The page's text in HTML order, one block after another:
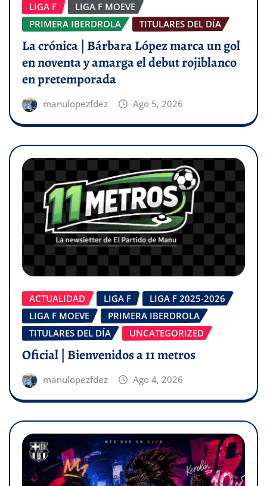
LIGA F
LIGA F MOEVE
PRIMERA IBERDROLA
TITULARES DEL DÍA
La crónica | Bárbara López marca un gol
en noventa y amarga el debut rojiblanco
en pretemporada
manulopezfdez Ago 5, 2026
ACTUALIDAD LIGA F
LIGA F 2025-2026
LIGA F MOEVE
PRIMERA IBERDROLA
TITULARES DEL DÍA
UNCATEGORIZED
Oficial | Bienvenidos a 11 metros
manulopezfdez Ago 4, 2026